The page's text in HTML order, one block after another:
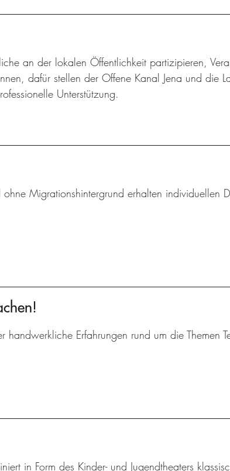
an der lokalen Öffentlichkeit partizipieren,
dafür stellen der Offene Kanal Jena und die
Unterstützung.
Migrationshintergrund erhalten individuellen
handwerkliche Erfahrungen rund um die Themen
in Form des Kinder- und Jugendtheaters